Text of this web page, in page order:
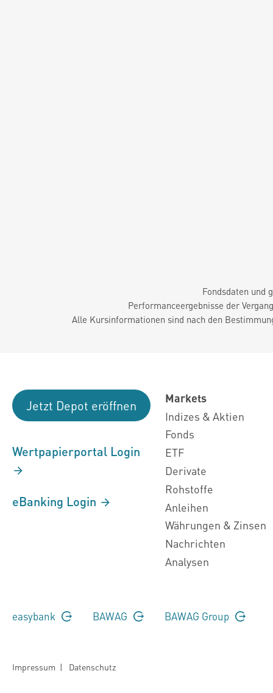
Fondsdaten und
Performanceergebnisse der
Alle Kursinformationen sind nach den
Jetzt Depot eröffnen
Wertpapierportal Login
eBanking Login
Markets
Indizes & Aktien
Fonds
ETF
Derivate
Rohstoffe
Anleihen
Währungen & Zinsen
Nachrichten
Analysen
easybank BAWAG BAWAG Group
Impressum | Datenschutz